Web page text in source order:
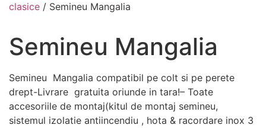
clasice / Semineu Mangalia
Semineu Mangalia
Semineu Mangalia compatibil pe colt si pe perete
drept-Livrare gratuita oriunde in tara!– Toate
accesoriile de montaj(kitul de montaj semineu,
sistemul izolatie antiincendiu , hota & racordare inox 3